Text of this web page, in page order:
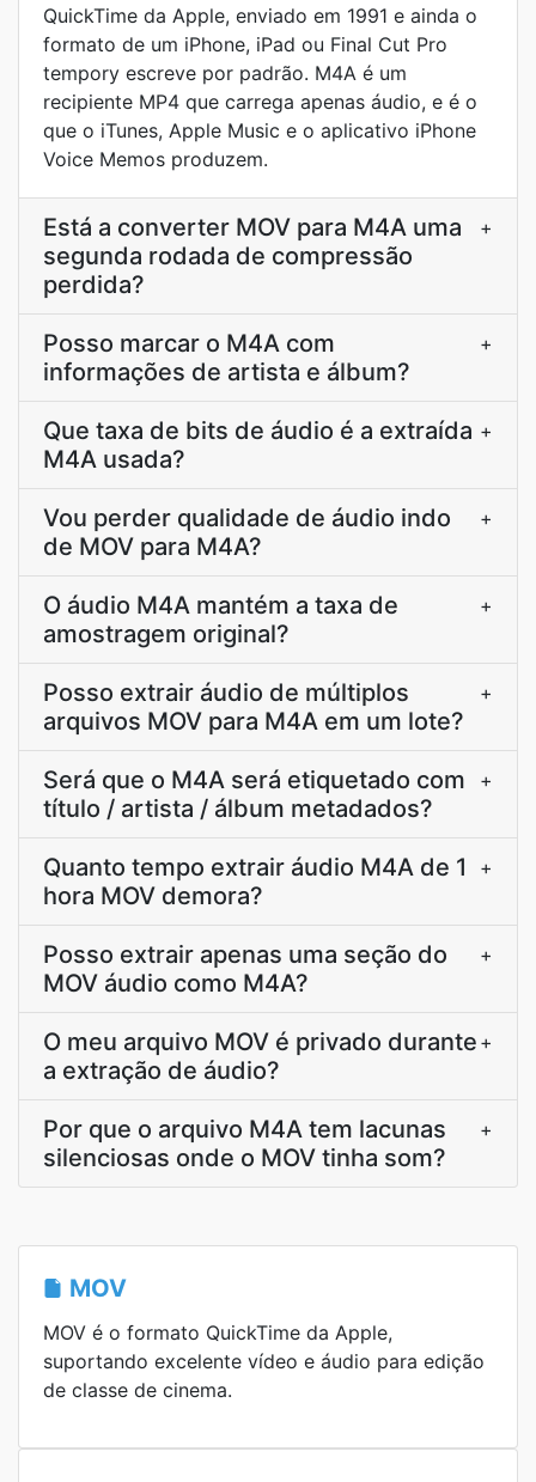
QuickTime da Apple, enviado em 1991 e ainda o
formato de um iPhone, iPad ou Final Cut Pro
tempory escreve por padrão. M4A é um
recipiente MP4 que carrega apenas áudio, e é o
que o iTunes, Apple Music e o aplicativo iPhone
Voice Memos produzem.
Está a converter MOV para M4A uma
segunda rodada de compressão
perdida?
+
Posso marcar o M4A com
informações de artista e álbum?
+
Que taxa de bits de áudio é a extraída
M4A usada?
+
Vou perder qualidade de áudio indo
de MOV para M4A?
+
O áudio M4A mantém a taxa de
amostragem original?
+
Posso extrair áudio de múltiplos
arquivos MOV para M4A em um lote?
+
Será que o M4A será etiquetado com
título / artista / álbum metadados?
+
Quanto tempo extrair áudio M4A de 1
hora MOV demora?
+
Posso extrair apenas uma seção do
MOV áudio como M4A?
+
O meu arquivo MOV é privado durante
a extração de áudio?
+
Por que o arquivo M4A tem lacunas
silenciosas onde o MOV tinha som?
+
MOV
MOV é o formato QuickTime da Apple,
suportando excelente vídeo e áudio para edição
de classe de cinema.